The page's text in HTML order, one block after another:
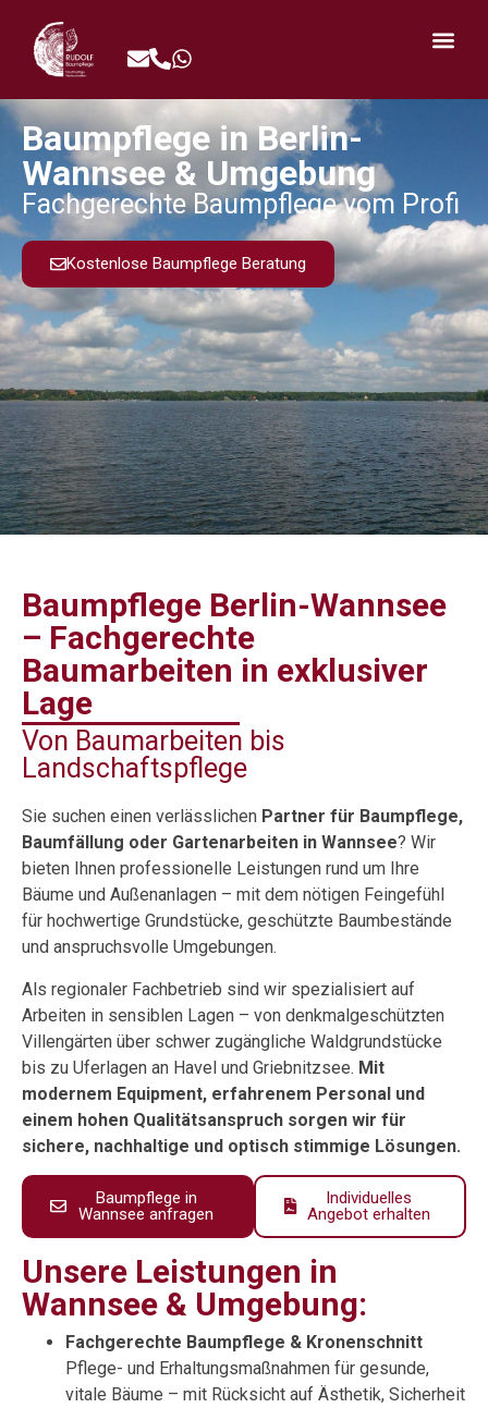
Baumpflege in Berlin-
Wannsee & Umgebung
Fachgerechte Baumpflege vom Profi
Kostenlose Baumpflege Beratung
Baumpflege Berlin-Wannsee
– Fachgerechte
Baumarbeiten in exklusiver
Lage
Von Baumarbeiten bis
Landschaftspflege
Sie suchen einen verlässlichen Partner für Baumpflege,
Baumfällung oder Gartenarbeiten in Wannsee? Wir
bieten Ihnen professionelle Leistungen rund um Ihre
Bäume und Außenanlagen – mit dem nötigen Feingefühl
für hochwertige Grundstücke, geschützte Baumbestände
und anspruchsvolle Umgebungen.
Als regionaler Fachbetrieb sind wir spezialisiert auf
Arbeiten in sensiblen Lagen – von denkmalgeschützten
Villengärten über schwer zugängliche Waldgrundstücke
bis zu Uferlagen an Havel und Griebnitzsee. Mit
modernem Equipment, erfahrenem Personal und
einem hohen Qualitätsanspruch sorgen wir für
sichere, nachhaltige und optisch stimmige Lösungen.
Baumpflege in
Wannsee anfragen
Individuelles
Angebot erhalten
Unsere Leistungen in
Wannsee & Umgebung:
Fachgerechte Baumpflege & Kronenschnitt
Pflege- und Erhaltungsmaßnahmen für gesunde,
vitale Bäume – mit Rücksicht auf Ästhetik, Sicherheit